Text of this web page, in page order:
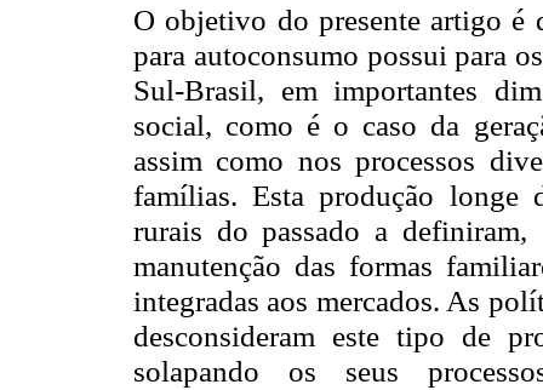
O objetivo do presente artigo é
para autoconsumo possui para
Sul-Brasil, em importantes
social, como é o caso da
assim como nos processos
famílias. Esta produção longe
rurais do passado a definiram,
manutenção das formas
integradas aos mercados. As
desconsideram este tipo de
solapando os seus